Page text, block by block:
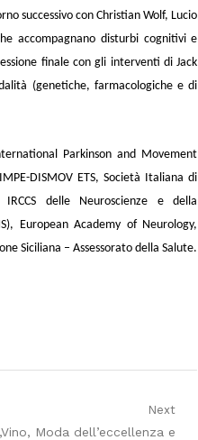
successivo conChristian Wolf, Lucio
accompagnano disturbi cognitivi e
finale con gli interventi diJack
à (genetiche, farmacologiche e di
Parkinson and Movement
DISMOV ETS, Società Italiana di
delle Neuroscienze e della
European Academy of Neurology,
Siciliana – Assessorato della Salute.
Next
Moda dell’eccellenza e